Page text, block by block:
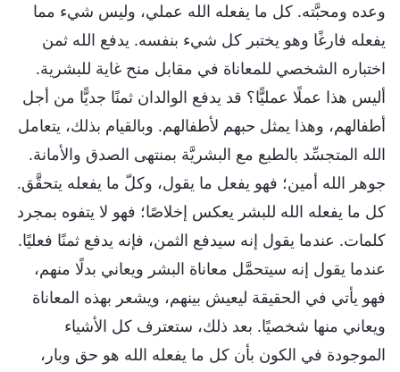
وعده ومحبَّته. كل ما يفعله الله عملي، وليس شيء مما
يفعله فارغًا وهو يختبر كل شيء بنفسه. يدفع الله ثمن
اختباره الشخصي للمعاناة في مقابل منح غاية للبشرية.
أليس هذا عملًا عمليًّا؟ قد يدفع الوالدان ثمنًا جديًّا من أجل
أطفالهم، وهذا يمثل حبهم لأطفالهم. وبالقيام بذلك، يتعامل
الله المتجسِّد بالطبع مع البشريَّة بمنتهى الصدق والأمانة.
جوهر الله أمين؛ فهو يفعل ما يقول، وكلّ ما يفعله يتحقَّق.
كل ما يفعله الله للبشر يعكس إخلاصًا؛ فهو لا يتفوه بمجرد
كلمات. عندما يقول إنه سيدفع الثمن، فإنه يدفع ثمنًا فعليًا.
عندما يقول إنه سيتحمَّل معاناة البشر ويعاني بدلًا منهم،
فهو يأتي في الحقيقة ليعيش بينهم، ويشعر بهذه المعاناة
ويعاني منها شخصيًا. بعد ذلك، ستعترف كل الأشياء
الموجودة في الكون بأن كل ما يفعله الله هو حق وبار،